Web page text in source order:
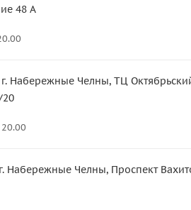
48 А
Набережные Челны, ТЦ
20
Набережные Челны, Проспект